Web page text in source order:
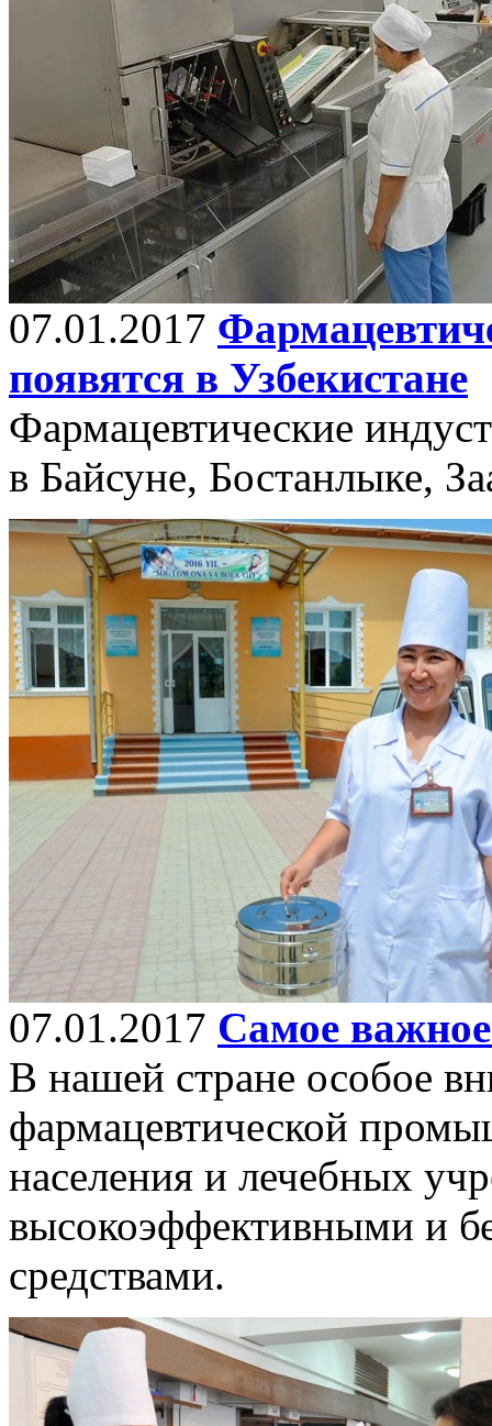
07.01.2017
появятся в Узбекистане
Фармацевтические
в Байсуне, Бостанлыке,
07.01.2017 Самое важное
В нашей стране особое
фармацевтической
населения и лечебных
высокоэффективными и
средствами.